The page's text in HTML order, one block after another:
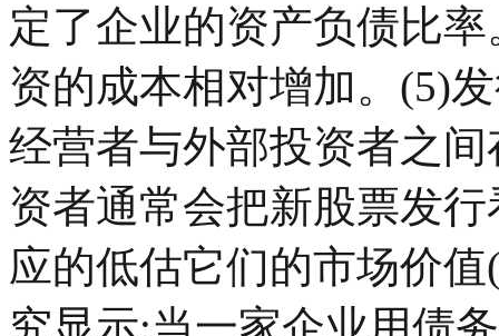
定了企业的资产负债比
资的成本相对增加。(5)
经营者与外部投资者之
资者通常会把新股票发
应的低估它们的市场价
究显示:当一家企业用债